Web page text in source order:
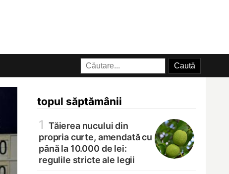
topul săptămânii
1 Tăierea nucului din
propria curte, amendată cu
până la 10.000 de lei:
regulile stricte ale legii